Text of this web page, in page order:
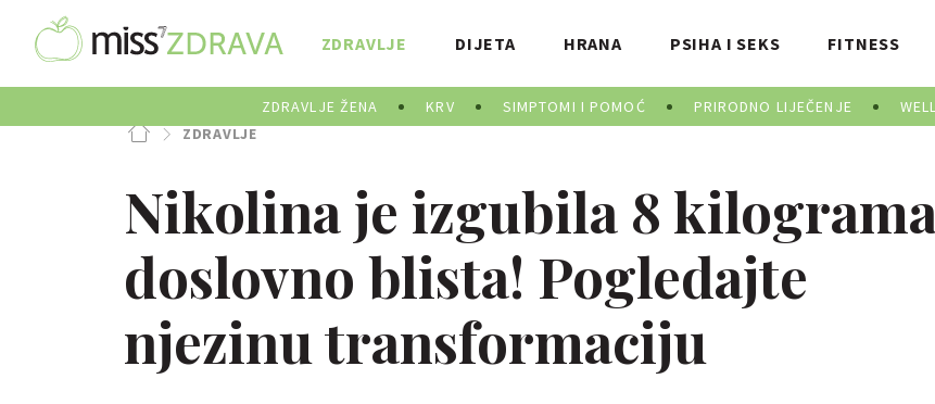
ZDRAVLJE
ZDRAVLJE ŽENA KRV SIMPTOMI I POMOĆ PRIRODNO LIJEČENJE
DIJETA HRANA PSIHA I SEKS FITNESS
ZDRAVLJE
Nikolina je izgubila 8
doslovno blista! Pogledajte
njezinu transformaciju